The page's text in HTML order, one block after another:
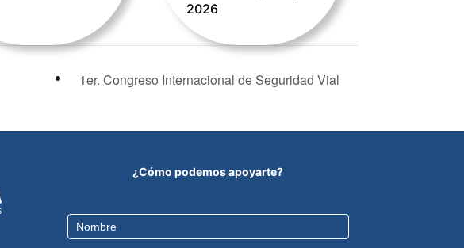
2026
1er. Congreso Internacional de Seguridad Vial
¿Cómo podemos apoyarte?
Contact
Us